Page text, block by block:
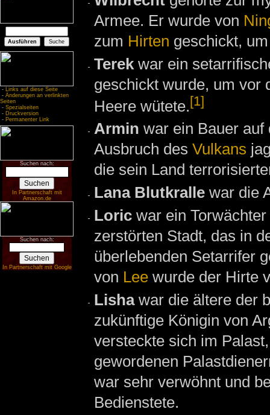
- Links auf diese Seite
- Änderungen an verlinkten
Seiten
- Spezialseiten
- Druckversion
- Permanenter Link
Suchen nach:
In Partnerschaft mit
Amazon.de
Suchen nach:
In Partnerschaft mit Google
Armee. Er wurde von
zum Hirten geschickt,
Terek war ein
geschickt wurde, um vor
Heere wütete.[1]
Armin war ein Bauer
Ausbruch des Vulkans
die sein Land
Lana Blutkralle war die
Loric war ein
zerstörten Stadt, das in
überlebenden Setarrifer
von Lee wurde der Hirte
Lishawar die ältere der
zukünftige Königin von
versteckte sich im
gewordenen
war sehr verwöhnt und
Bedienstete.